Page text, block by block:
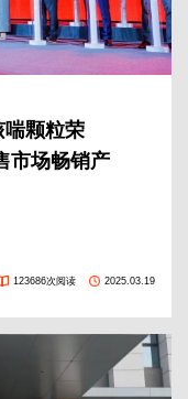
喘颗粒荣
市场畅销产
123686次阅读 2025.03.19